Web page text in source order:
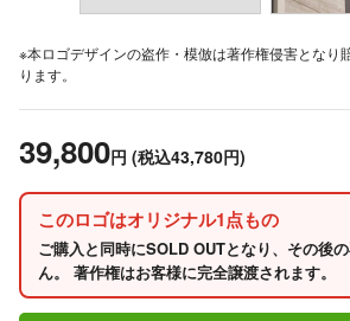
※本ロゴデザインの盗作・模倣は著作権侵害となり
ります。
39,800円 (税込43,780円)
このロゴはオリジナル1点もの
ご購入と同時にSOLD OUTとなり、その後
ん。 著作権はお客様に完全譲渡されます。